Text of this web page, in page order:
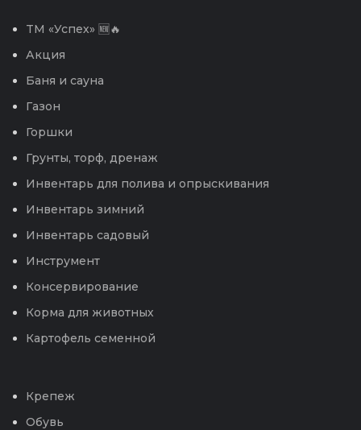
TM «Успех» 🆕🔥
Акция
Баня и сауна
Газон
Горшки
Грунты, торф, дренаж
Инвентарь для полива и опрыскивания
Инвентарь зимний
Инвентарь садовый
Инструмент
Консервирование
Корма для животных
Картофель семенной
Крепеж
Обувь